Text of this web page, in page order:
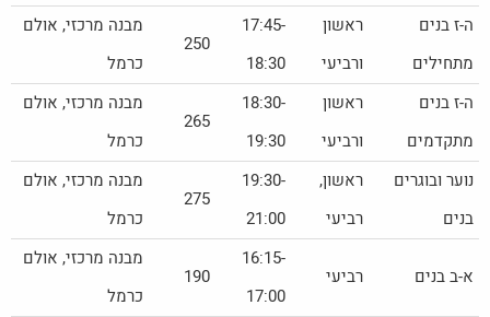
ה-ז בנים
מתחילים
ראשון
ורביעי
17:45-
18:30
250
מבנה מרכזי, אולם
כרמל
ה-ז בנים
מתקדמים
ראשון
ורביעי
18:30-
19:30
265
מבנה מרכזי, אולם
כרמל
נוער ובוגרים
בנים
ראשון,
רביעי
19:30-
21:00
275
מבנה מרכזי, אולם
כרמל
א-ב בנים רביעי
16:15-
17:00
190
מבנה מרכזי, אולם
כרמל